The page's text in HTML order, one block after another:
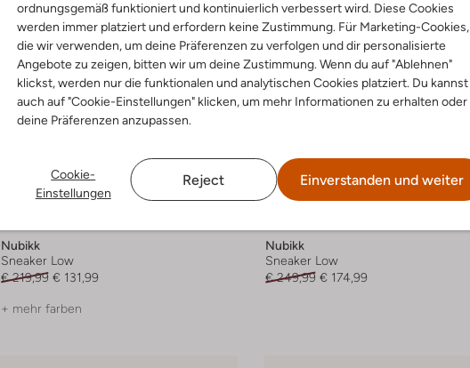
ordnungsgemäß funktioniert und kontinuierlich verbessert wird. Diese Cookies
werden immer platziert und erfordern keine Zustimmung. Für Marketing-Cookies,
die wir verwenden, um deine Präferenzen zu verfolgen und dir personalisierte
Angebote zu zeigen, bitten wir um deine Zustimmung. Wenn du auf "Ablehnen"
klickst, werden nur die funktionalen und analytischen Cookies platziert. Du kannst
auch auf "Cookie-Einstellungen" klicken, um mehr Informationen zu erhalten oder
deine Präferenzen anzupassen.
Cookie-
Einstellungen
Reject Einverstanden und weiter
Nubikk
Sneaker Low
€ 219,99 € 131,99
+ mehr farben
Nubikk
Sneaker Low
€ 249,99 € 174,99